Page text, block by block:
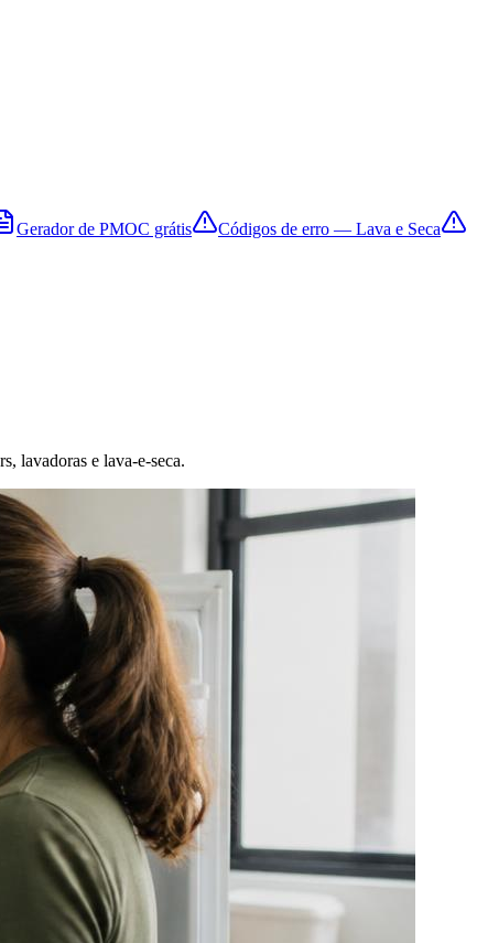
Gerador de PMOC grátis
Códigos de erro — Lava e Seca
lavadoras e lava-e-seca.